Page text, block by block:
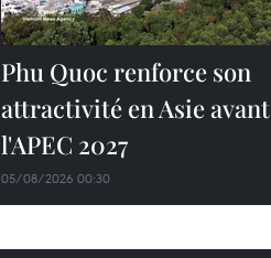
Phu Quoc renforce son
attractivité en Asie avant
l'APEC 2027
05/08/2026 00:30